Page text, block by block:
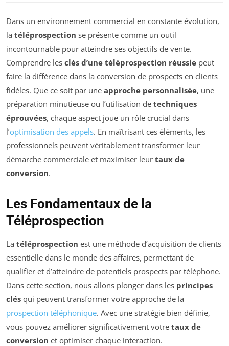
Dans un environnement commercial en constante évolution,
la téléprospection se présente comme un outil
incontournable pour atteindre ses objectifs de vente.
Comprendre les clés d’une téléprospection réussie peut
faire la différence dans la conversion de prospects en clients
fidèles. Que ce soit par une approche personnalisée, une
préparation minutieuse ou l’utilisation de techniques
éprouvées, chaque aspect joue un rôle crucial dans
l’optimisation des appels. En maîtrisant ces éléments, les
professionnels peuvent véritablement transformer leur
démarche commerciale et maximiser leur taux de
conversion.
Les Fondamentaux de la
Téléprospection
La téléprospection est une méthode d’acquisition de clients
essentielle dans le monde des affaires, permettant de
qualifier et d’atteindre de potentiels prospects par téléphone.
Dans cette section, nous allons plonger dans les principes
clés qui peuvent transformer votre approche de la
prospection téléphonique. Avec une stratégie bien définie,
vous pouvez améliorer significativement votre taux de
conversion et optimiser chaque interaction.